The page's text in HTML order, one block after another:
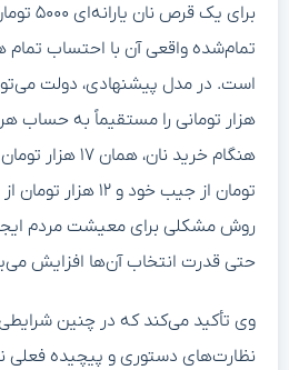
برای یک
هزار تومانی را مستقیماً به حساب
تومان از جیب خود و ۱۲
روش مشکلی برای معیشت مردم
حتی قدرت انتخاب آن‌ها افزایش
وی تأکید می‌کند که در چنین
نظارت‌های دستوری و پیچیده فعلی